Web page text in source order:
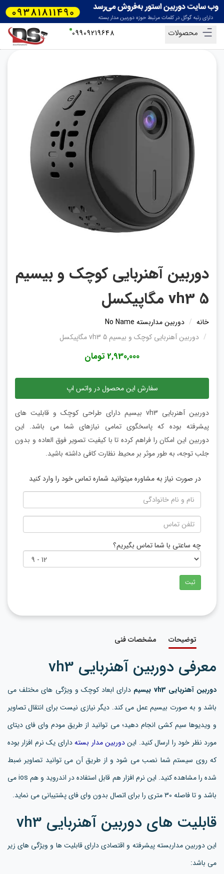
محصولات 09909219648
دوربین آهنربایی کوچک و بیسیم
vh3 5 مگاپیکسل
خانه
دوربین مداربسته No Name
دوربین آهنربایی کوچک و بیسیم vh3 5 مگاپیکسل
2,930,000 تومان
سفارش این محصول در واتس اپ
دوربین آهنربایی vh3 بیسیم دارای طراحی کوچک و قابلیت های
پیشرفته بوده که پاسخگوی تمامی نیازهای شما می باشد. این
دوربین این امکان را فراهم کرده تا با کیفیت تصویر فوق العاده و بدون
جلب توجه، به طور موثر بر محیط نظارت کافی داشته باشید.
در صورت نیاز به مشاوره میتوانید شماره تماس خود را وارد کنید
چه ساعتی با شما تماس بگیریم؟
ثبت
توضیحات مشخصات فنی
معرفی دوربین آهنربایی vh3
دوربین آهنربایی vh3 بیسیم
دارای ابعاد کوچک و ویژگی های مختلف می
باشد و به صورت بیسیم عمل می کند. دیگر نیازی نیست برای انتقال تصاویر
و ویدیوها سیم کشی انجام دهید؛ می توانید از طریق مودم وای فای دیتای
مورد نظر خود را ارسال کنید. ایندوربین مدار بستهدارای یک نرم افزار بوده
که روی سیستم شما نصب می شود و از طریق آن می توانید تصاویر ضبط
شده را مشاهده کنید. این نرم افزار هم قابل استفاده در اندروید و هم ios می
باشد و تا فاصله 30 متری را برای اتصال بدون وای فای پشتیبانی می نماید.
قابلیت های دوربین آهنربایی vh3
این دوربین مداربسته پیشرفته و اقتصادی دارای قابلیت ها و ویژگی های زیر
می باشد: